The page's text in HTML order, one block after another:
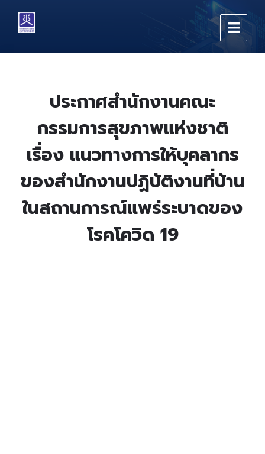
content
main
footer
ประกาศสำนักงานคณะ
กรรมการสุขภาพแห่งชาติ
เรื่อง แนวทางการให้บุคลากร
ของสำนักงานปฏิบัติงานที่บ้าน
ในสถานการณ์แพร่ระบาดของ
โรคโควิด 19